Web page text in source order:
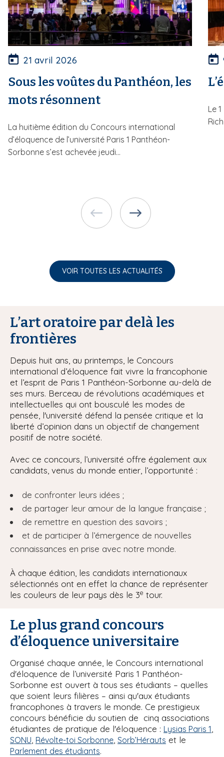
21 avril 2026
Sous les voûtes du Panthéon, les
mots résonnent
La huitième édition du Concours international
d’éloquence de l’université Paris 1 Panthéon-
Sorbonne s’est achevée jeudi...
Le
VOIR TOUTES LES ACTUALITÉS
L’art oratoire par delà les
frontières
Depuis huit ans, au printemps, le Concours
international d’éloquence fait vivre la francophonie
et l’esprit de Paris 1 Panthéon-Sorbonne au-delà de
ses murs. Berceau de révolutions académiques et
intellectuelles qui ont bousculé les modes de
pensée, l'université défend la pensée critique et la
liberté d’opinion dans un objectif de changement
positif de notre société.
Avec ce concours, l’université offre également aux
candidats, venus du monde entier, l’opportunité :
de confronter leurs idées ;
de partager leur amour de la langue française ;
de remettre en question des savoirs ;
et de participer à l’émergence de nouvelles
connaissances en prise avec notre monde.
À chaque édition, les candidats internationaux
sélectionnés ont en effet la chance de représenter
les couleurs de leur pays dès le 3e tour.
Le plus grand concours
d’éloquence universitaire
Organisé chaque année, le Concours international
d'éloquence de l’université Paris 1 Panthéon-
Sorbonne est ouvert à tous ses étudiants – quelles
que soient leurs filières – ainsi qu'aux étudiants
francophones à travers le monde. Ce prestigieux
concours bénéficie du soutien de cinq associations
étudiantes de pratique de l'éloquence : Lysias Paris 1
SONU Révolte-toi Sorbonne Sorb’Hérauts et le
Parlement des étudiants.